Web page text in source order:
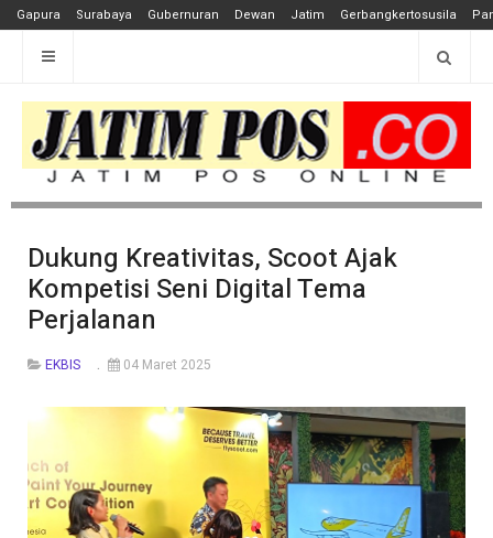
Gapura Surabaya Gubernuran Dewan Jatim Gerbangkertosusila
Dukung Kreativitas, Scoot Ajak
Kompetisi Seni Digital Tema
Perjalanan
EKBIS 04 Maret 2025